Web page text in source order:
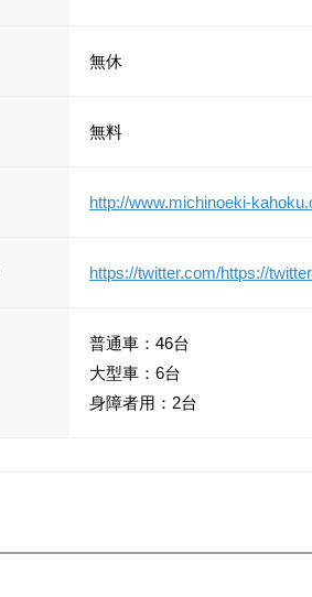
無休
無料
http://www.michinoeki-
https://twitter.com/https://
普通車：46台
大型車：6台
身障者用：2台